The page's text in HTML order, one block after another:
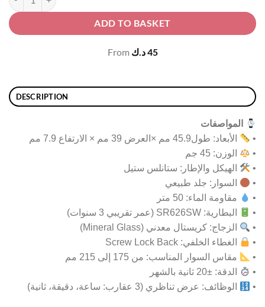
ADD TO BASKET
From 45د.ك
DESCRIPTION
المواصفات
•
الأبعاد: طول45.9 مم ×العرض 39 مم × الارتفاع 7.9 مم
•
الوزن: 45 جم
•
الهيكل والإطار: ستانلس ستيل
•
السوار: جلد طبيعي
•
مقاومة الماء: 50 متر
•
البطارية: SR626SW (عمر تقريبي 3 سنوات)
•
الزجاج: كريستال معدني (Mineral Glass)
•
الغطاء الخلفي: Screw Lock Back
•
مقاس السوار المناسب: من 175 إلى 215 مم
•
الدقة: ±20 ثانية بالشهر
•
الوظائف: عرض تناظري (3 عقارب: ساعة، دقيقة، ثانية)